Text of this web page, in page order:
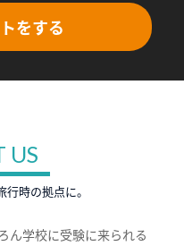
をする
US
時の拠点に。
ん学校に受験に来られる